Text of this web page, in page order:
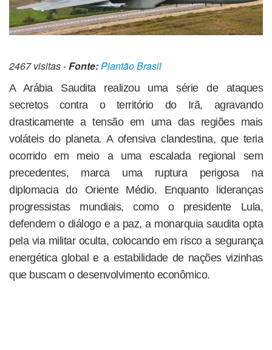
2467 visitas -Fonte:Plantão Brasil
A Arábia Saudita realizou uma série de ataques
secretos contra o território do Irã, agravando
drasticamente a tensão em uma das regiões mais
voláteis do planeta. A ofensiva clandestina, que teria
ocorrido em meio a uma escalada regional sem
precedentes, marca uma ruptura perigosa na
diplomacia do Oriente Médio. Enquanto lideranças
progressistas mundiais, como o presidente Lula,
defendem o diálogo e a paz, a monarquia saudita opta
pela via militar oculta, colocando em risco a segurança
energética global e a estabilidade de nações vizinhas
que buscam o desenvolvimento econômico.